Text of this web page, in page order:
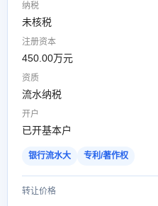
纳税
未核税
注册资本
450.00万元
资质
流水纳税
开户
已开基本户
银行流水大 专利/著作权
转让价格